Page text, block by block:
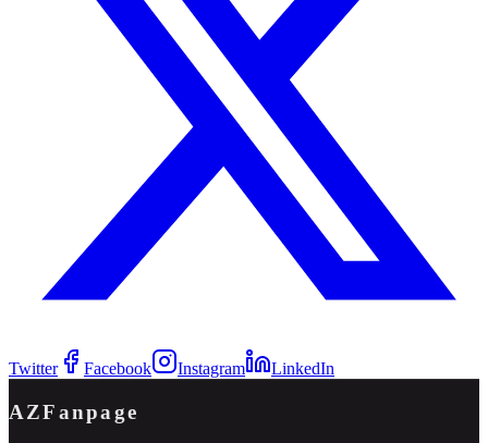
Twitter Facebook Instagram LinkedIn
AZFanpage